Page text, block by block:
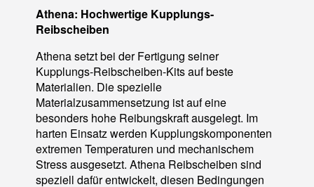
Athena: Hochwertige Kupplungs-
Reibscheiben
Athena setzt bei der Fertigung seiner
Kupplungs-Reibscheiben-Kits auf beste
Materialien. Die spezielle
Materialzusammensetzung ist auf eine
besonders hohe Reibungskraft ausgelegt. Im
harten Einsatz werden Kupplungskomponenten
extremen Temperaturen und mechanischem
Stress ausgesetzt. Athena Reibscheiben sind
speziell dafür entwickelt, diesen Bedingungen